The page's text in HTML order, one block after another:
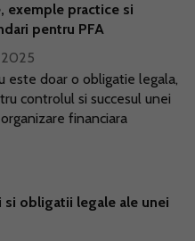
exemple practice si
pentru PFA
este doar o obligatie legala,
controlul si succesul unei
financiara
si obligatii legale ale unei